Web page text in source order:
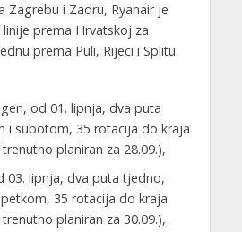
Zagrebu i Zadru, Ryanair je
prema Hrvatskoj za
prema Puli, Rijeci i Splitu.
od 01. lipnja, dva puta
i subotom, 35 rotacija do kraja
planiran za 28.09.),
03. lipnja, dva puta tjedno,
35 rotacija do kraja
planiran za 30.09.),